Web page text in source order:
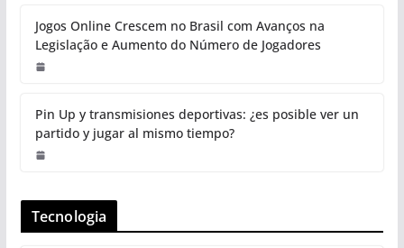
Jogos Online Crescem no Brasil com Avanços na
Legislação e Aumento do Número de Jogadores
Pin Up y transmisiones deportivas: ¿es posible ver un
partido y jugar al mismo tiempo?
Tecnologia